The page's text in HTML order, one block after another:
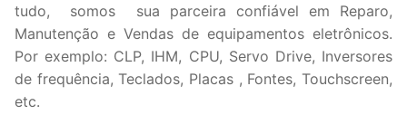
tudo, somos sua parceira confiável em Reparo,
Manutenção e Vendas de equipamentos eletrônicos.
Por exemplo: CLP, IHM, CPU, Servo Drive, Inversores
de frequência, Teclados, Placas , Fontes, Touchscreen,
etc.